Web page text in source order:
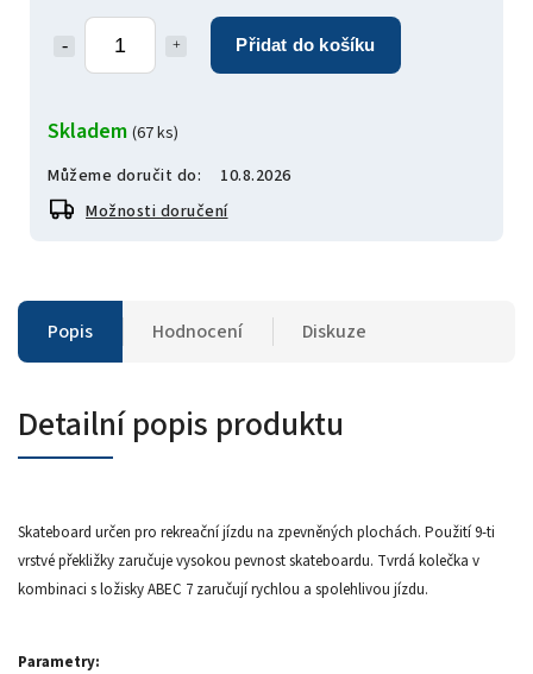
Přidat do košíku
Skladem (67 ks)
Můžeme doručit do:
10.8.2026
Možnosti doručení
Popis Hodnocení Diskuze
Detailní popis produktu
Skateboard určen pro rekreační jízdu na zpevněných plochách. Použití 9-ti
vrstvé překližky zaručuje vysokou pevnost skateboardu. Tvrdá kolečka v
kombinaci s ložisky ABEC 7 zaručují rychlou a spolehlivou jízdu.
Parametry: